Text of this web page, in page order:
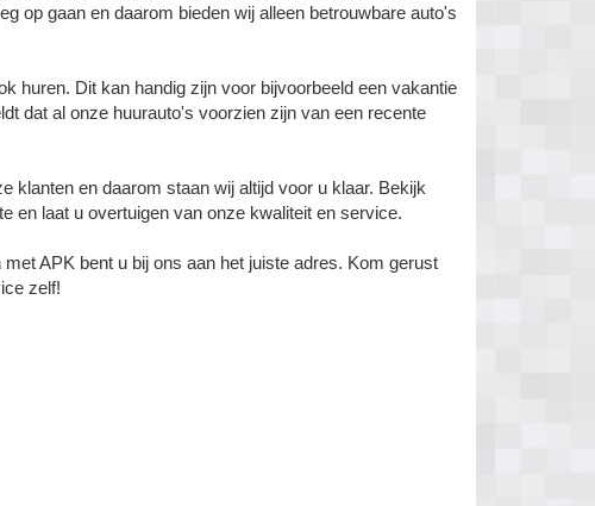
op gaan en daarom bieden wij alleen betrouwbare auto's
huren. Dit kan handig zijn voor bijvoorbeeld een vakantie
dat al onze huurauto's voorzien zijn van een recente
klanten en daarom staan wij altijd voor u klaar. Bekijk
en laat u overtuigen van onze kwaliteit en service.
APK bent u bij ons aan het juiste adres. Kom gerust
zelf!